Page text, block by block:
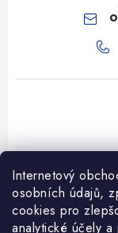
Internetový
osobních údajů,
cookies pro
analytické účely
Informace pro